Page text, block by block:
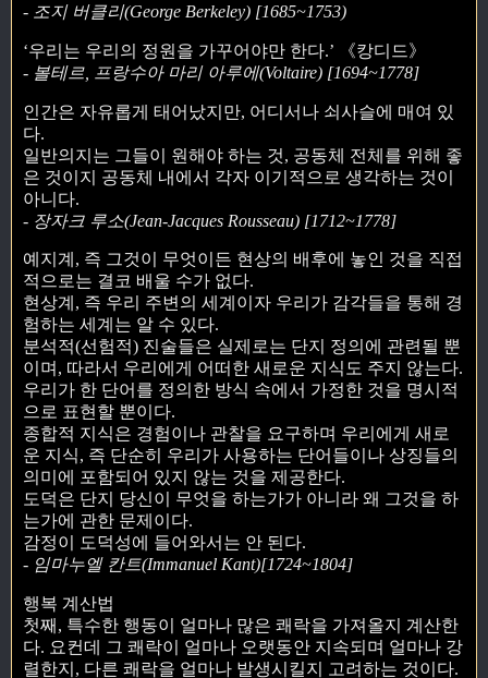
- 조지 버클리(George Berkeley) [1685~1753)
‘우리는 우리의 정원을 가꾸어야만 한다.’ 《캉디드》
- 볼테르, 프랑수아 마리 아루에(Voltaire) [1694~1778]
인간은 자유롭게 태어났지만, 어디서나 쇠사슬에 매여 있
다.
일반의지는 그들이 원해야 하는 것, 공동체 전체를 위해 좋
은 것이지 공동체 내에서 각자 이기적으로 생각하는 것이
아니다.
- 장자크 루소(Jean-Jacques Rousseau) [1712~1778]
예지계, 즉 그것이 무엇이든 현상의 배후에 놓인 것을 직접
적으로는 결코 배울 수가 없다.
현상계, 즉 우리 주변의 세계이자 우리가 감각들을 통해 경
험하는 세계는 알 수 있다.
분석적(선험적) 진술들은 실제로는 단지 정의에 관련될 뿐
이며, 따라서 우리에게 어떠한 새로운 지식도 주지 않는다.
우리가 한 단어를 정의한 방식 속에서 가정한 것을 명시적
으로 표현할 뿐이다.
종합적 지식은 경험이나 관찰을 요구하며 우리에게 새로
운 지식, 즉 단순히 우리가 사용하는 단어들이나 상징들의
의미에 포함되어 있지 않는 것을 제공한다.
도덕은 단지 당신이 무엇을 하는가가 아니라 왜 그것을 하
는가에 관한 문제이다.
감정이 도덕성에 들어와서는 안 된다.
- 임마누엘 칸트(Immanuel Kant)[1724~1804]
행복 계산법
첫째, 특수한 행동이 얼마나 많은 쾌락을 가져올지 계산한
다. 요컨데 그 쾌락이 얼마나 오랫동안 지속되며 얼마나 강
렬한지, 다른 쾌락을 얼마나 발생시킬지 고려하는 것이다.